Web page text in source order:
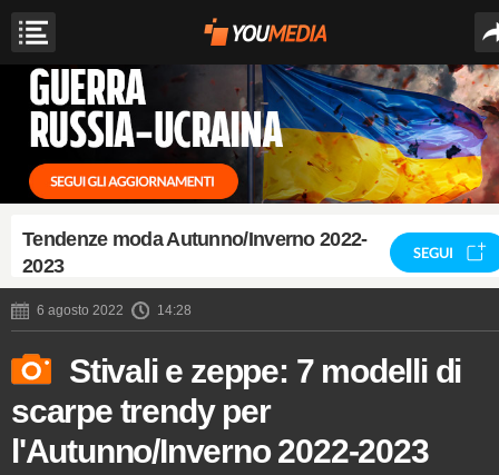
Tendenze moda Autunno/Inverno 2022-
2023
SEGUI
6 agosto 2022 14:28
Stivali e zeppe: 7 modelli di
scarpe trendy per
l'Autunno/Inverno 2022-2023